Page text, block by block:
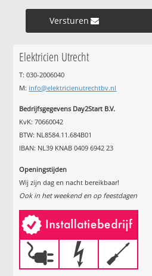
Versturen »
Elektricien Utrecht
T: 030-2006040
M: info@elektricienutrechtbv.nl
Bedrijfsgegevens Day2Start B.V.
KvK: 70660042
BTW: NL8584.11.684B01
IBAN: NL39 KNAB 0409 6942 23
Openingstijden
Wij zijn dag en nacht bereikbaar!
Ook in het weekend en op feestdagen